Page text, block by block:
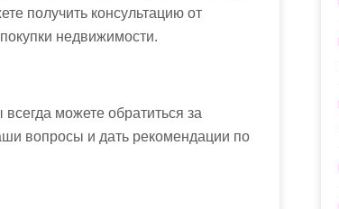
получить консультацию от
недвижимости.
можете обратиться за
вопросы и дать рекомендации по